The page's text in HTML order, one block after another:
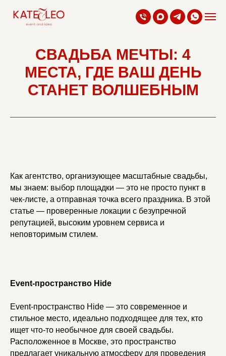
СВАДЬБА МЕЧТЫ: 4
МЕСТА, ГДЕ ВАШ ДЕНЬ
СТАНЕТ ВОЛШЕБНЫМ
Как агентство, организующее масштабные свадьбы,
мы знаем: выбор площадки — это не просто пункт в
чек-листе, а отправная точка всего праздника. В этой
статье — проверенные локации с безупречной
репутацией, высоким уровнем сервиса и
неповторимым стилем.
Event-пространство Hide
Event-пространство Hide — это современное и
стильное место, идеально подходящее для тех, кто
ищет что-то необычное для своей свадьбы.
Расположенное в Москве, это пространство
предлагает уникальную атмосферу для проведения